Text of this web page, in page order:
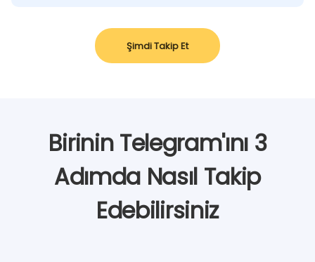
Şimdi Takip Et
Birinin Telegram'ını 3
Adımda Nasıl Takip
Edebilirsiniz